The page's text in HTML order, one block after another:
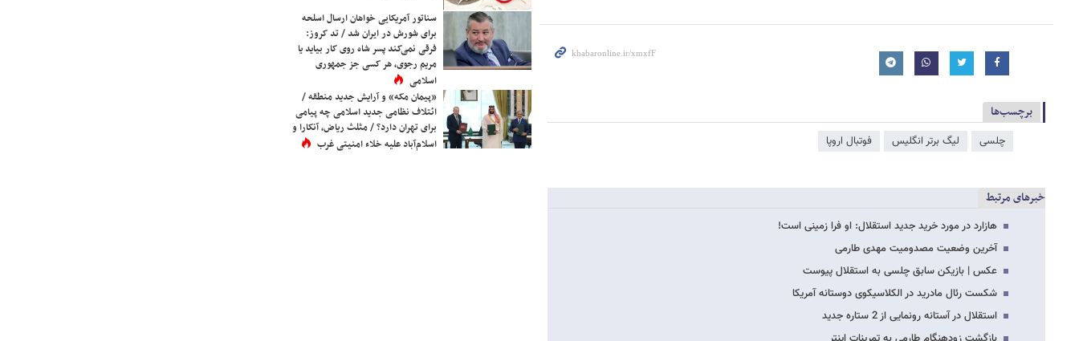
برچسب‌ها
چلسی لیگ برتر انگلیس فوتبال اروپا
خبرهای مرتبط
هازارد در مورد خرید جدید استقلال: او فرا زمینی است!
آخرین وضعیت مصدومیت مهدی طارمی
عکس | بازیکن سابق چلسی به استقلال پیوست
شکست رئال مادرید در الکلاسیکوی دوستانه آمریکا
استقلال در آستانه رونمایی از 2 ستاره جدید
سناتور آمریکایی خواهان ارسال اسلحه
برای شورش در ایران شد / تد کروز:
فرقی نمی‌کند پسر شاه روی کار بیاید یا
مریم رجوی، هر کسی جز جمهوری
اسلامی
«پیمان مکه» و آرایش جدید منطقه /
ائتلاف نظامی جدید اسلامی چه پیامی
برای تهران دارد؟ / مثلث ریاض، آنکارا و
اسلام‌آباد علیه خلاء امنیتی غرب